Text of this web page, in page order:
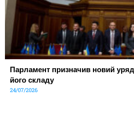
Парламент призначив новий
його складу
24/07/2026